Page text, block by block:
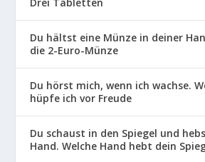
Du hältst eine Münze in deiner
die 2-Euro-Münze
Du hörst mich, wenn ich wachse.
hüpfe ich vor Freude
Du schaust in den Spiegel und
Hand. Welche Hand hebt dein